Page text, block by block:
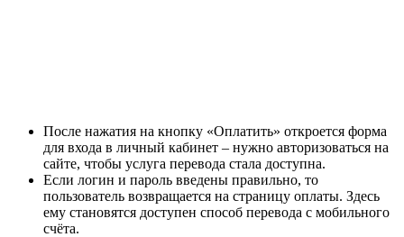
После нажатия на кнопку «Оплатить» откроется форма
для входа в личный кабинет – нужно авторизоваться на
сайте, чтобы услуга перевода стала доступна.
Если логин и пароль введены правильно, то
пользователь возвращается на страницу оплаты. Здесь
ему становятся доступен способ перевода с мобильного
счёта.